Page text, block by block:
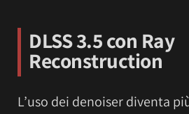
DLSS 3.5 con Ray
Reconstruction
L’uso dei denoiser diventa